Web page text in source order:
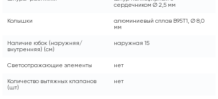
сердечником Ø 2,5 мм
Колышки
алюминиевый сплав В95Т1, Ø 8,0
мм
Наличие юбок (наружняя/
внутренняя) (см)
наружная 15
Светоотражающие элементы нет
Количество вытяжных клапанов
(шт)
нет